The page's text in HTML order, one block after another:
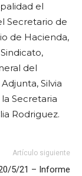
el
Secretario de
de Hacienda,
del
Silvia
Secretaria
Rodriguez.
Artículo siguiente
5/21 – Informe